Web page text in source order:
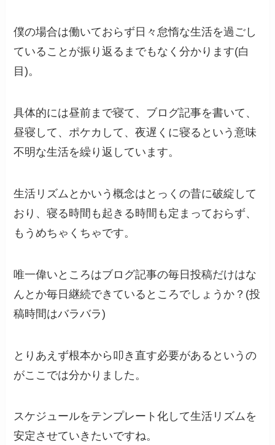
僕の場合は働いておらず日々怠惰な生活を過ごし
ていることが振り返るまでもなく分かります(白
目)。
具体的には昼前まで寝て、ブログ記事を書いて、
昼寝して、ポケカして、夜遅くに寝るという意味
不明な生活を繰り返しています。
生活リズムとかいう概念はとっくの昔に破綻して
おり、寝る時間も起きる時間も定まっておらず、
もうめちゃくちゃです。
唯一偉いところはブログ記事の毎日投稿だけはな
んとか毎日継続できているところでしょうか？(投
稿時間はバラバラ)
とりあえず根本から叩き直す必要があるというの
がここでは分かりました。
スケジュールをテンプレート化して生活リズムを
安定させていきたいですね。